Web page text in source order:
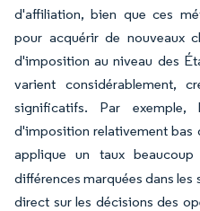
d'affiliation, bien que ces
pour acquérir de nouveaux
d'imposition au niveau des
varient considérablement,
significatifs. Par
d'imposition relativement bas
applique un taux
différences marquées dans
direct sur les décisions des